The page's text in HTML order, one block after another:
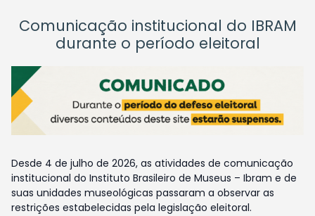
Comunicação institucional do IBRAM
durante o período eleitoral
Desde 4 de julho de 2026, as atividades de comunicação
institucional do Instituto Brasileiro de Museus – Ibram e de
suas unidades museológicas passaram a observar as
restrições estabelecidas pela legislação eleitoral.